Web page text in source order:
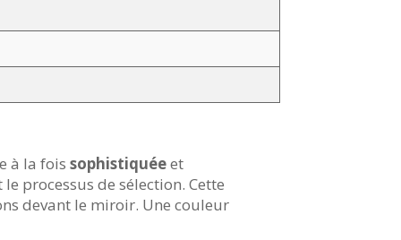
à la foissophistiquéeet
processus de sélection. Cette
devant le miroir. Une couleur